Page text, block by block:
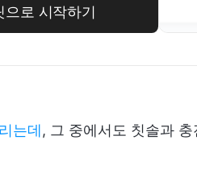
로 시작하기
는데, 그 중에서도 칫솔과